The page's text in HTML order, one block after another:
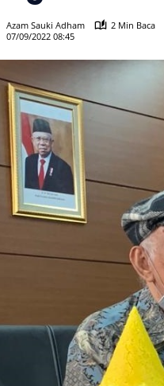
Azam Sauki Adham
2 Min Baca
07/09/2022 08:45